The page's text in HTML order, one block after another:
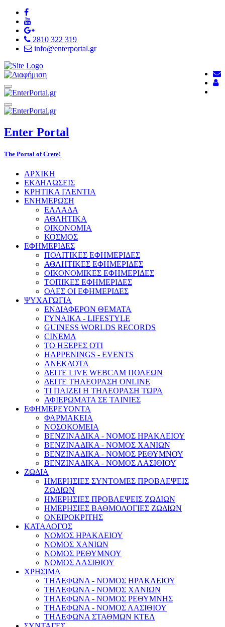
2810 322 319
info@enterportal.gr
Enter Portal
The Portal of Crete!
ΑΡΧΙΚΗ
ΕΚΔΗΛΩΣΕΙΣ
ΚΡΗΤΙΚΑ ΓΛΕΝΤΙΑ
ΕΝΗΜΕΡΩΣΗ
ΕΛΛΑΔΑ
ΑΘΛΗΤΙΚΑ
ΟΙΚΟΝΟΜΙΑ
ΚΟΣΜΟΣ
ΕΦΗΜΕΡΙΔΕΣ
ΠΟΛΙΤΙΚΕΣ ΕΦΗΜΕΡΙΔΕΣ
ΑΘΛΗΤΙΚΕΣ ΕΦΗΜΕΡΙΔΕΣ
ΟΙΚΟΝΟΜΙΚΕΣ ΕΦΗΜΕΡΙΔΕΣ
ΤΟΠΙΚΕΣ ΕΦΗΜΕΡΙΔΕΣ
ΟΛΕΣ ΟΙ ΕΦΗΜΕΡΙΔΕΣ
ΨΥΧΑΓΩΓΙΑ
ΕΝΔΙΑΦΕΡΟΝ ΘΕΜΑΤΑ
ΓΥΝΑΙΚΑ - LIFESTYLE
GUINESS WORLDS RECORDS
CINEMA
ΤΟ ΗΞΕΡΕΣ ΟΤΙ
HAPPENINGS - EVENTS
ΑΝΕΚΔΟΤΑ
ΔΕΙΤΕ LIVE WEBCAM ΠΟΛΕΩΝ
ΔΕΙΤΕ ΤΗΛΕΟΡΑΣΗ ONLINE
ΤΙ ΠΑΙΖΕΙ Η ΤΗΛΕΟΡΑΣΗ ΤΩΡΑ
ΑΦΙΕΡΩΜΑΤΑ ΣΕ ΤΑΙΝΙΕΣ
ΕΦΗΜΕΡΕΥΟΝΤΑ
ΦΑΡΜΑΚΕΙΑ
ΝΟΣΟΚΟΜΕΙΑ
ΒΕΝΖΙΝΑΔΙΚΑ - ΝΟΜΟΣ ΗΡΑΚΛΕΙΟΥ
ΒΕΝΖΙΝΑΔΙΚΑ - ΝΟΜΟΣ ΧΑΝΙΩΝ
ΒΕΝΖΙΝΑΔΙΚΑ - ΝΟΜΟΣ ΡΕΘΥΜΝΟΥ
ΒΕΝΖΙΝΑΔΙΚΑ - ΝΟΜΟΣ ΛΑΣΙΘΙΟΥ
ΖΩΔΙΑ
ΗΜΕΡΗΣΙΕΣ ΣΥΝΤΟΜΕΣ ΠΡΟΒΛΕΨΕΙΣ
ΖΩΔΙΩΝ
ΗΜΕΡΗΣΙΕΣ ΠΡΟΒΛΕΨΕΙΣ ΖΩΔΙΩΝ
ΗΜΕΡΗΣΙΕΣ ΒΑΘΜΟΛΟΓΙΕΣ ΖΩΔΙΩΝ
ΟΝΕΙΡΟΚΡΙΤΗΣ
ΚΑΤΑΛΟΓΟΣ
ΝΟΜΟΣ ΗΡΑΚΛΕΙΟΥ
ΝΟΜΟΣ ΧΑΝΙΩΝ
ΝΟΜΟΣ ΡΕΘΥΜΝΟΥ
ΝΟΜΟΣ ΛΑΣΙΘΙΟΥ
ΧΡΗΣΙΜΑ
ΤΗΛΕΦΩΝΑ - ΝΟΜΟΣ ΗΡΑΚΛΕΙΟΥ
ΤΗΛΕΦΩΝΑ - ΝΟΜΟΣ ΧΑΝΙΩΝ
ΤΗΛΕΦΩΝΑ - ΝΟΜΟΣ ΡΕΘΥΜΝΗΣ
ΤΗΛΕΦΩΝΑ - ΝΟΜΟΣ ΛΑΣΙΘΙΟΥ
ΤΗΛΕΦΩΝΑ ΣΤΑΘΜΩΝ ΚΤΕΛ